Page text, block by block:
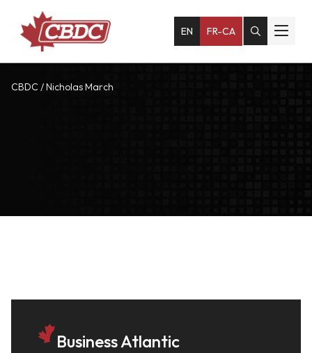
EN FR-CA
CBDC /Nicholas March
Business Atlantic